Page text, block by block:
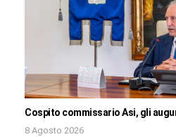
Cospito commissario Asi, gli
8 Agosto 2026